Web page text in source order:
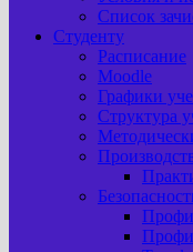
Список
Студенту
Расписание
Moodle
Графики
Структура